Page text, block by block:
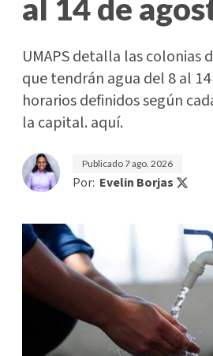
al 14 de
UMAPS detalla las colonias
que tendrán agua del 8 al
horarios definidos según
la capital. aquí.
Publicado7 ago. 2026
Por: Evelin Borjas